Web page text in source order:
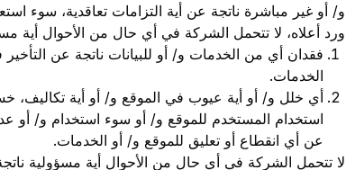
و/ أو غير مباشرة ناتجة عن أية التزامات تعاقدية، سوء
ورد أعلاه، لا تتحمل الشركة في أي حال من الأحوال أية
فقدان أي من الخدمات و/ أو للبيانات ناتجة عن
الخدمات.
أي خلل و/ أو أية عيوب في الموقع و/ أو أية تكاليف،
استخدام المستخدم للموقع و/ أو سوء استخدام و/ أو
عن أي انقطاع أو تعليق للموقع و/ أو الخدمات.
لا تتحمل الشركة في أي حال من الأحوال أية مسؤولية ناتجة